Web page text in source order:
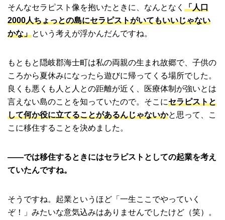
そんなセラピスト像を抱いたときに、なんとなく 「人口
2000人ちょっとの島にセラピストがいてもいいじゃない
かな」という考えが浮かんだんですね。
もともと隠岐郡海士町は私の両親の生まれ故郷で、子供の
ころから夏休みになったら遊びに帰ってくる場所でした。
良くも悪くも人と人との距離が近く、医療体制が強いとは
言えない島のことを知っていたので。そこにセラピストと
して何か役に立てることがあるんじゃないかと思って、こ
こに移住することを決めました。
――では移住するときにはセラピストとしての起業を考え
ていたんですね。
そうですね。起業というほど「一生ここでやっていく
ぞ！」みたいな意気込みはありませんでしたけど（笑）。